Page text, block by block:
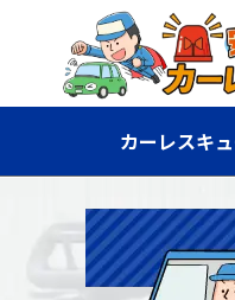
カーレスキ